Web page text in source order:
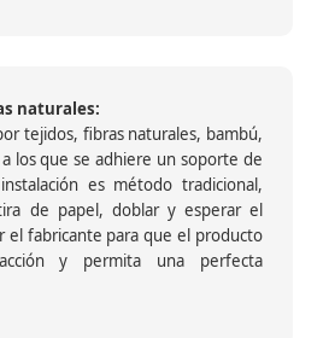
naturales:
tejidos, fibras naturales, bambú,
los que se adhiere un soporte de
es método tradicional,
de papel, doblar y esperar el
el fabricante para que el producto
y permita una perfecta